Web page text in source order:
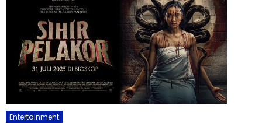
Entertainment